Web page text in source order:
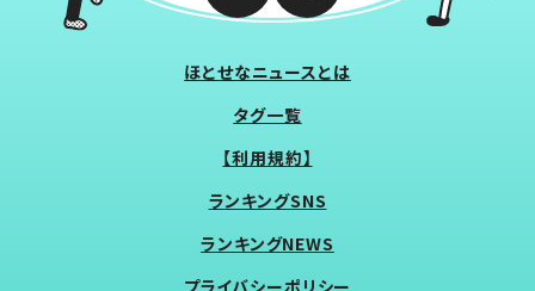
ほとせなニュースとは
タグ一覧
【利用規約】
ランキングSNS
ランキングNEWS